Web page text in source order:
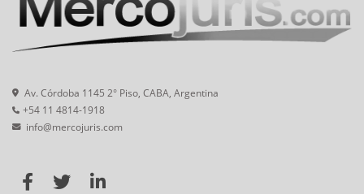
Av. Córdoba 1145 2° Piso, CABA, Argentina
+54 11 4814-1918
info@mercojuris.com